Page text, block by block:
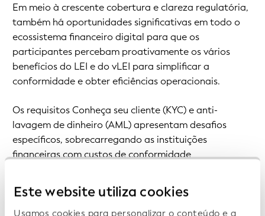
Este website utiliza cookies
Usamos cookies para personalizar o conteúdo e a
Em meio à crescente cobertura e clareza regulatória,
também há oportunidades significativas em todo o
ecossistema financeiro digital para que os
participantes percebam proativamente os vários
benefícios do LEI e do vLEI para simplificar a
conformidade e obter eficiências operacionais.
Os requisitos Conheça seu cliente (KYC) e anti-
lavagem de dinheiro (AML) apresentam desafios
específicos, sobrecarregando as instituições
financeiras com custos de conformidade
ameaça de multas enormes. No entanto, várias
iniciativas da indústria poderiam finalmente anunciar
soluções significativas que abrangem infra-estruturas